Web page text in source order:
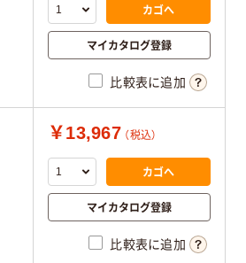
カゴへ
マイカタログ登録
比較表に追加
￥13,967 （税込）
カゴへ
マイカタログ登録
比較表に追加